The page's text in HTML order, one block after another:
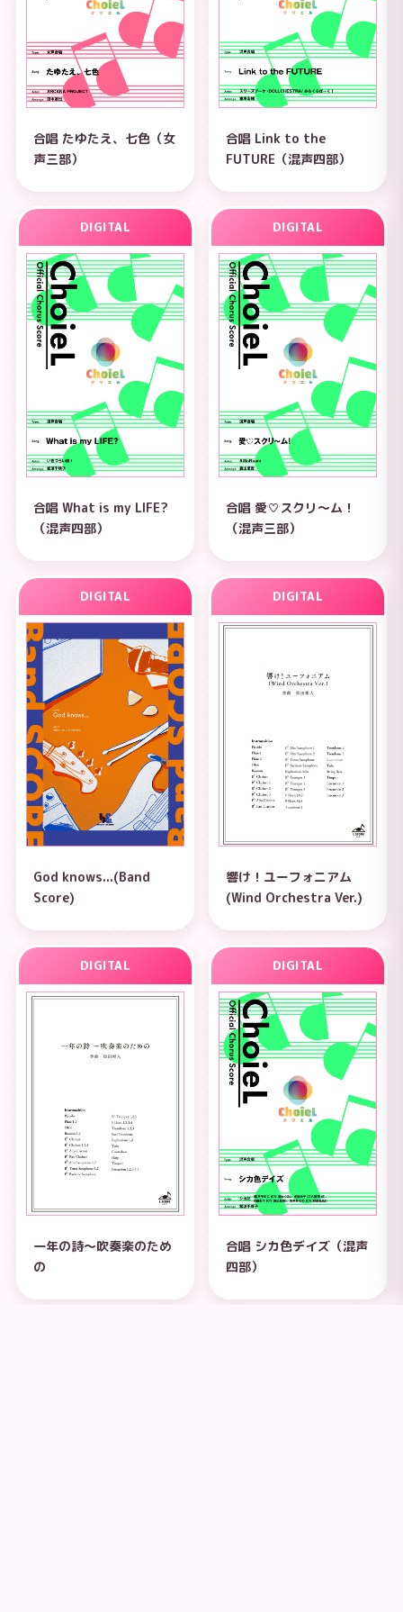
合唱 たゆたえ、七色（女
声三部）
合唱 Link to the
FUTURE（混声四部）
DIGITAL
合唱 What is my LIFE?
（混声四部）
DIGITAL
合唱 愛♡スクリ～ム！
（混声三部）
DIGITAL
God knows...(Band
Score)
DIGITAL
響け！ユーフォニアム
(Wind Orchestra Ver.)
DIGITAL
一年の詩～吹奏楽のため
の
DIGITAL
合唱 シカ色デイズ（混声
四部）